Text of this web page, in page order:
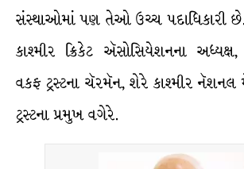
સંસ્થાઓમાં પણ તેઓ ઉચ્ચ પદાધિકારી
કાશ્મીર ક્રિકેટ ઍસોસિયેશનના
વકફ ટ્રસ્ટના ચૅરમૅન, શેરે કાશ્મીર નૅશનલ
ટ્રસ્ટના પ્રમુખ વગેરે.